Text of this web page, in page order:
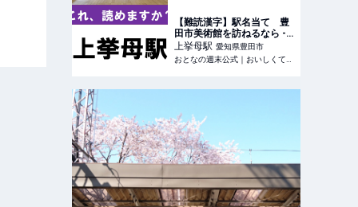
【難読漢字】駅名当て 豊
田市美術館を訪ねるなら -
おとなの週末公式｜おいし
くて、ためになる食のニュ
ースサイト
上挙母駅 愛知県豊田市
おとなの週末公式｜おいしくて、ためになる食のニュースサイト